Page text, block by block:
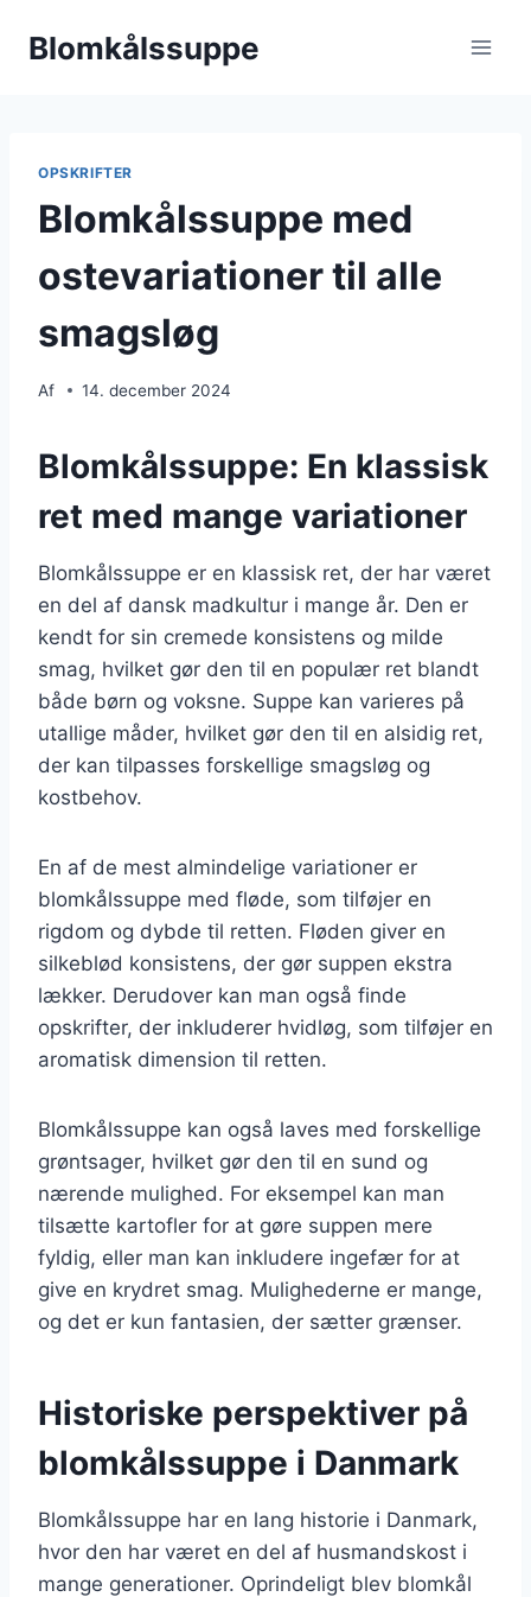
Blomkålssuppe
OPSKRIFTER
Blomkålssuppe med
ostevariationer til alle
smagsløg
Af 14. december 2024
Blomkålssuppe: En klassisk
ret med mange variationer
Blomkålssuppe er en klassisk ret, der har været
en del af dansk madkultur i mange år. Den er
kendt for sin cremede konsistens og milde
smag, hvilket gør den til en populær ret blandt
både børn og voksne. Suppe kan varieres på
utallige måder, hvilket gør den til en alsidig ret,
der kan tilpasses forskellige smagsløg og
kostbehov.
En af de mest almindelige variationer er
blomkålssuppe med fløde, som tilføjer en
rigdom og dybde til retten. Fløden giver en
silkeblød konsistens, der gør suppen ekstra
lækker. Derudover kan man også finde
opskrifter, der inkluderer hvidløg, som tilføjer en
aromatisk dimension til retten.
Blomkålssuppe kan også laves med forskellige
grøntsager, hvilket gør den til en sund og
nærende mulighed. For eksempel kan man
tilsætte kartofler for at gøre suppen mere
fyldig, eller man kan inkludere ingefær for at
give en krydret smag. Mulighederne er mange,
og det er kun fantasien, der sætter grænser.
Historiske perspektiver på
blomkålssuppe i Danmark
Blomkålssuppe har en lang historie i Danmark,
hvor den har været en del af husmandskost i
mange generationer. Oprindeligt blev blomkål